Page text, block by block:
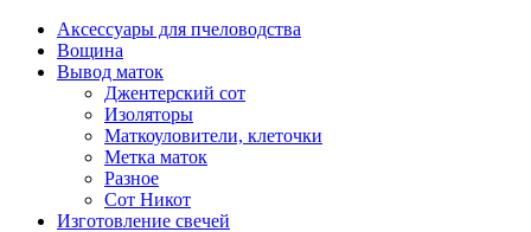
Аксессуары для пчеловодства
Вощина
Вывод маток
Джентерский сот
Изоляторы
Маткоуловители, клеточки
Метка маток
Разное
Сот Никот
Изготовление свечей